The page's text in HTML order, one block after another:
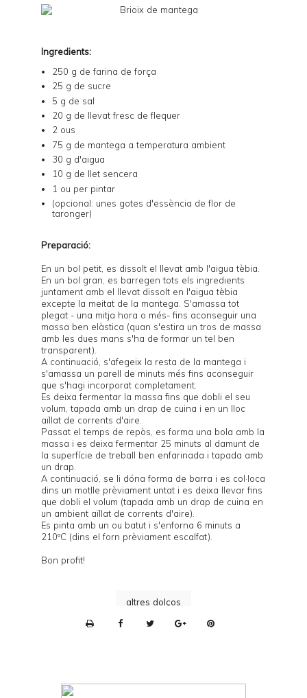
Ingredients:
250 g de farina de força
25 g de sucre
5 g de sal
20 g de llevat fresc de flequer
2 ous
75 g de mantega a temperatura ambient
30 g d'aigua
10 g de llet sencera
1 ou per pintar
(opcional: unes gotes d'essència de flor de
taronger)
Preparació:
En un bol petit, es dissolt el llevat amb l'aigua tèbia.
En un bol gran, es barregen tots els ingredients
juntament amb el llevat dissolt en l'aigua tèbia
excepte la meitat de la mantega. S'amassa tot
plegat - una mitja hora o més- fins aconseguir una
massa ben elàstica (quan s'estira un tros de massa
amb les dues mans s'ha de formar un tel ben
transparent).
A continuació, s'afegeix la resta de la mantega i
s'amassa un parell de minuts més fins aconseguir
que s'hagi incorporat completament.
Es deixa fermentar la massa fins que dobli el seu
volum, tapada amb un drap de cuina i en un lloc
aïllat de corrents d'aire.
Passat el temps de repòs, es forma una bola amb la
massa i es deixa fermentar 25 minuts al damunt de
la superfície de treball ben enfarinada i tapada amb
un drap.
A continuació, se li dóna forma de barra i es col·loca
dins un motlle prèviament untat i es deixa llevar fins
que dobli el volum (tapada amb un drap de cuina en
un ambient aïllat de corrents d'aire).
Es pinta amb un ou batut i s'enforna 6 minuts a
210ºC (dins el forn prèviament escalfat).
Bon profit!
altres dolços
n